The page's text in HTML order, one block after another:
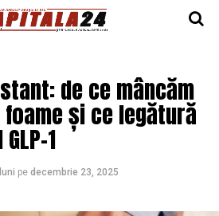
de ce mâncăm
și ce legătură
1
pe decembrie 23, 2025